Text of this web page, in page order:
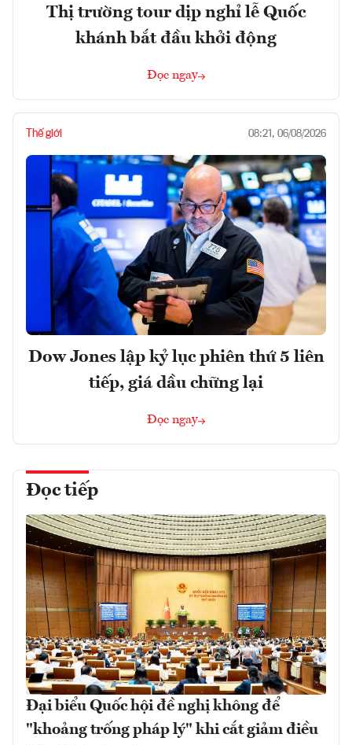
Thị trường tour dịp nghỉ lễ Quốc
khánh bắt đầu khởi động
Đọc ngay
Thế giới 08:21, 06/08/2026
Dow Jones lập kỷ lục phiên thứ 5 liên
tiếp, giá dầu chững lại
Đọc ngay
Đọc tiếp
Đại biểu Quốc hội đề nghị không để
"khoảng trống pháp lý" khi cắt giảm điều